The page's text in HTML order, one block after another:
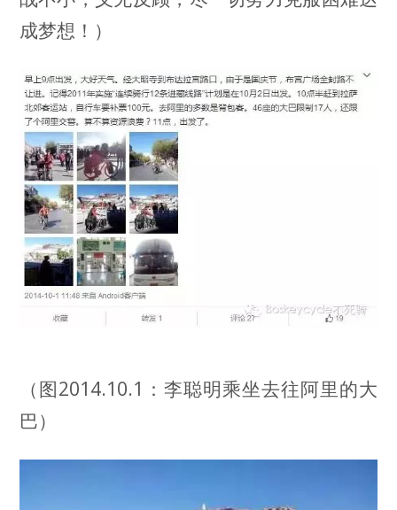
成梦想！ ）
（图2014.10.1：李聪明乘坐去往阿里的大
巴）